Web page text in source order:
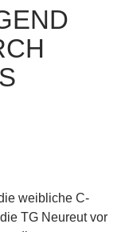
weibliche C-
TG Neureut vor